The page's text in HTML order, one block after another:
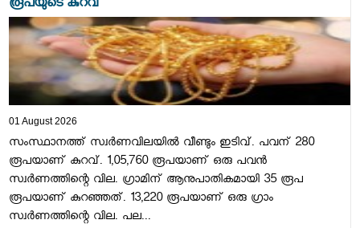
രൂപയുടെ കുറവ്
01 August 2026
സംസ്ഥാനത്ത് സ്വർണവിലയിൽ വീണ്ടും ഇടിവ്. പവന് 280
രൂപയാണ് കുറവ്. 1,05,760 രൂപയാണ് ഒരു പവൻ
സ്വർണത്തിന്റെ വില. ഗ്രാമിന് ആനുപാതികമായി 35 രൂപ
രൂപയാണ് കുറഞ്ഞത്. 13,220 രൂപയാണ് ഒരു ഗ്രാം
സ്വർണത്തിന്റെ വില. പല...